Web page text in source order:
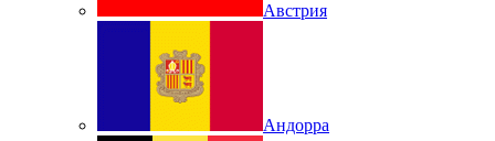
Австрия
Андорра